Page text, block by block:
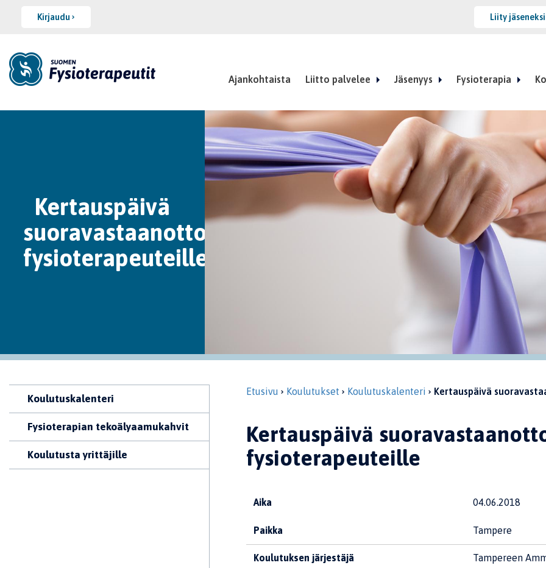
Kirjaudu Liity jäseneksi
Ajankohtaista Liitto palvelee Jäsenyys Fysioterapia
Kertauspäivä
suoravastaanottotoiminnan
fysioterapeuteille
Koulutuskalenteri
Fysioterapian tekoälyaamukahvit
Koulutusta yrittäjille
Etusivu Koulutukset Koulutuskalenteri Kertauspäivä
Kertauspäivä
fysioterapeuteille
Aika 04.06.2018
Paikka Tampere
Koulutuksen järjestäjä Tampereen